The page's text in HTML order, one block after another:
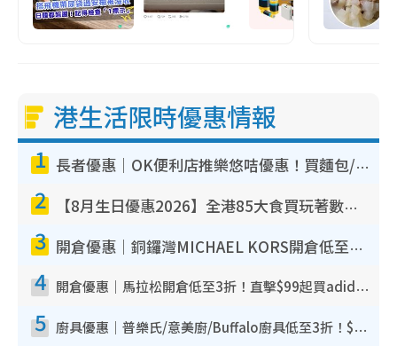
港生活限時優惠情報
1 長者優惠｜OK便利店推樂悠咭優惠！買麵包/牛奶/保健品拍卡即減
2 【8月生日優惠2026】全港85大食買玩著數攻略 自助餐/火鍋放題同行免費＋誠品/DONKI送現金券
3 開倉優惠｜銅鑼灣MICHAEL KORS開倉低至17折！直擊$500起買手袋/銀包/鞋款 必買經典Jet Set系列
4 開倉優惠｜馬拉松開倉低至3折！直擊$99起買adidas／New Balance／Puma鞋款 STANLEY保溫杯劈價至$119起
5 廚具優惠｜普樂氏/意美廚/Buffalo廚具低至3折！$89起買煎鍋／炒鑊／個人鍋 同場小家電激減至$99起